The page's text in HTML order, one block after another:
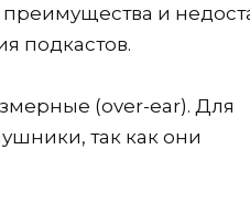
и
подкастов.
(over-ear). Для
так как они